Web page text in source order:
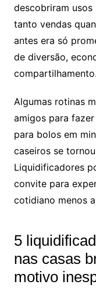
descobriram usos
tanto vendas
antes era só
de diversão,
compartilhamento.
Algumas rotinas
amigos para
para bolos em
caseiros se
Liquidificadores
convite para
cotidiano menos
5
nas casas
motivo